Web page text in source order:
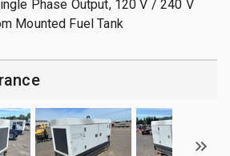
Phase Output, 120 V / 240 V
Mounted Fuel Tank